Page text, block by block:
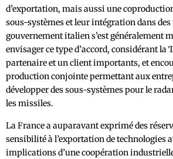
d’exportation, mais aussi une
sous-systèmes et leur intégration dans
gouvernement italien s’est généralement
envisager ce type d’accord, considérant la
partenaire et un client importants, et
production conjointe permettant aux
développer des sous-systèmes pour le
les missiles.
La France a auparavant exprimé des
sensibilité à l’exportation de technologies
implications d’une coopération